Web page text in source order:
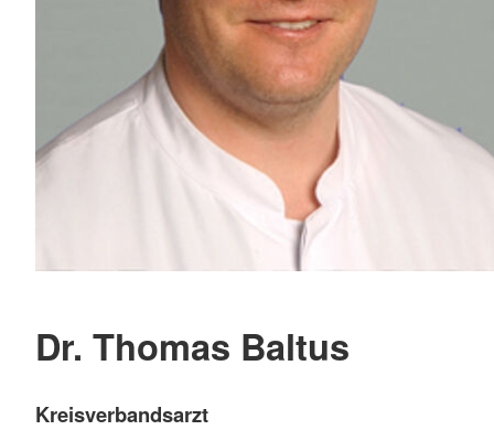
Dr. Thomas Baltus
Kreisverbandsarzt